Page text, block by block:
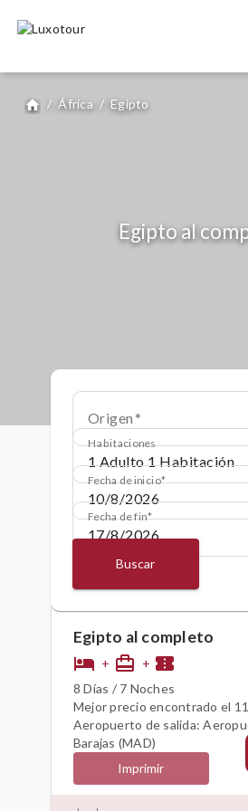
home / África / Egipto
Egipto al
Origen
Habitaciones
Fecha de inicio
Fecha de fin
Buscar
Egipto al completo
hotel + card_travel + confirmation_number
8 Días / 7 Noches
Mejor precio encontrado el
Aeropuerto de salida:
Barajas (MAD)
Imprimir